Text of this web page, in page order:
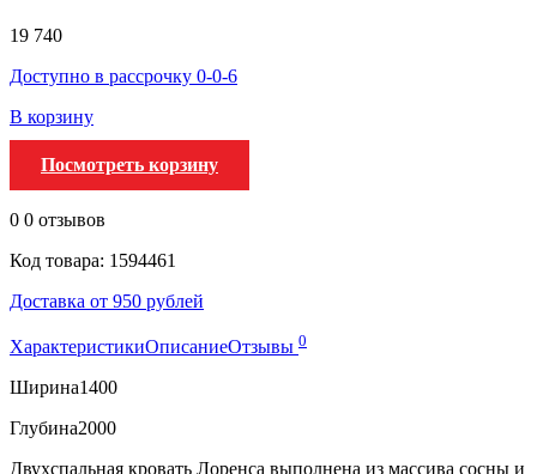
19 740
Доступно в рассрочку 0-0-6
В корзину
Посмотреть корзину
0 0 отзывов
Код товара: 1594461
Доставка от 950 рублей
ХарактеристикиОписаниеОтзывы 0
Ширина1400
Глубина2000
Двухспальная кровать Лоренса выполнена из массива сосны и